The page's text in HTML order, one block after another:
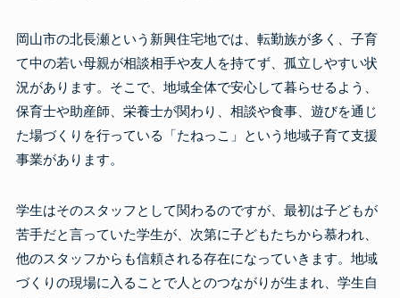
岡山市の北長瀬という新興住宅地では、転勤族が多く、子育
て中の若い母親が相談相手や友人を持てず、孤立しやすい状
況があります。そこで、地域全体で安心して暮らせるよう、
保育士や助産師、栄養士が関わり、相談や食事、遊びを通じ
た場づくりを行っている「たねっこ」という地域子育て支援
事業があります。
学生はそのスタッフとして関わるのですが、最初は子どもが
苦手だと言っていた学生が、次第に子どもたちから慕われ、
他のスタッフからも信頼される存在になっていきます。地域
づくりの現場に入ることで人とのつながりが生まれ、学生自